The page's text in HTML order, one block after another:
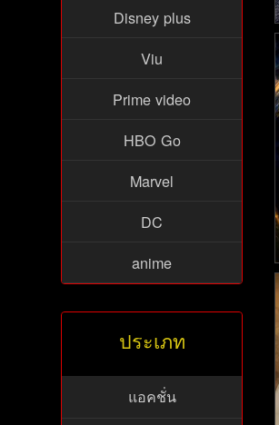
Disney plus
Viu
Prime video
HBO Go
Marvel
DC
anime
ประเภท
แอคชั่น